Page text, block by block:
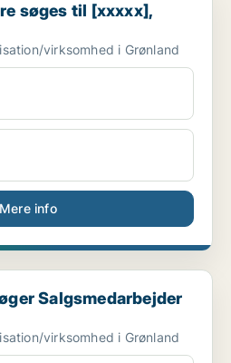
søges til [xxxxx],
virksomhed i Grønland
Mere info
på fuldtid
Salgsmedarbejder
virksomhed i Grønland